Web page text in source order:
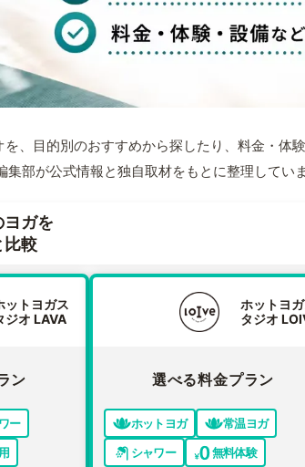
、目的別のおすすめから探したり、料金・体
部が公式情報と独自取材をもとに整理していま
ガを
比較
ットヨガス
ジオ LAVA
ン
ー
ホットヨ
タジオ
選べる料金プラン
ホットヨガ
常温ヨガ
シャワー
無料体験